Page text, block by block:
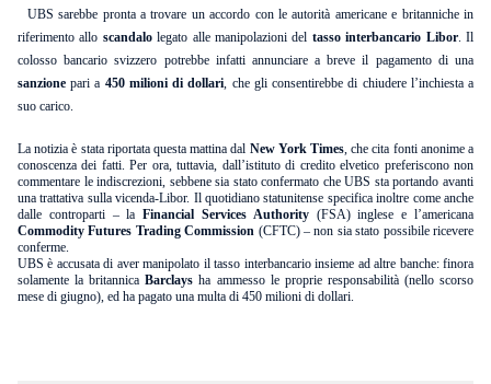
UBS sarebbe pronta a trovare un accordo con le autorità americane e britanniche in
riferimento allo scandalolegato alle manipolazioni del tasso interbancario Libor. Il
colosso bancario svizzero potrebbe infatti annunciare a breve il pagamento di una
sanzione pari a 450 milioni di dollari, che gli consentirebbe di chiudere l’inchiesta a
suo carico.
La notizia è stata riportata questa mattina dal New York Times, che cita fonti anonime a
conoscenza dei fatti. Per ora, tuttavia, dall’istituto di credito elvetico preferiscono non
commentare le indiscrezioni, sebbene sia stato confermato che UBS sta portando avanti
una trattativa sulla vicenda-Libor. Il quotidiano statunitense specifica inoltre come anche
dalle controparti – laFinancial Services Authority(FSA) inglese e l’americana
Commodity Futures Trading Commission (CFTC) – non sia stato possibile ricevere
conferme.
UBS è accusata di aver manipolato il tasso interbancario insieme ad altre banche: finora
solamente la britannicaBarclays ha ammesso le proprie responsabilità (nello scorso
mese di giugno), ed ha pagato una multa di 450 milioni di dollari.